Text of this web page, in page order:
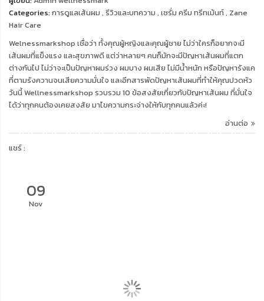
Categories:การดูแลเส้นผม , รีวิวและบทความ , เซรั่ม ครีม ทรีทเม้นท์, Zane
Hair Care
Welnessmarkshop เชื่อว่า ทั้งคุณผู้หญิงและคุณผู้ชาย ไม่ว่าใครก็อยากจะมี
เส้นผมที่แข็งแรง และสุขภาพดี แต่ว่าหลายๆ คนก็มักจะมีปัญหาเส้นผมที่แตก
ต่างกันไป ไม่ว่าจะเป็นปัญหาผมร่วง ผมบาง ผมเสีย ไม่มีน้ำหนัก หรือปัญหารังแค
ที่ตามรังควานจนเสียความมั่นใจ และอีกสารพัดปัญหาเส้นผมที่ทำให้คุณปวดหัว
วันนี้ Wellnessmarkshop รวบรวม 10 ข้อสงสัยเกี่ยวกับปัญหาเส้นผม ที่มั่นใจ
ได้ว่าทุกคนต้องเคยสงสัย มาไขความกระจ่างให้กับทุกคนแล้วค่ะ!
อ่านต่อ
แชร์ :
09
Nov